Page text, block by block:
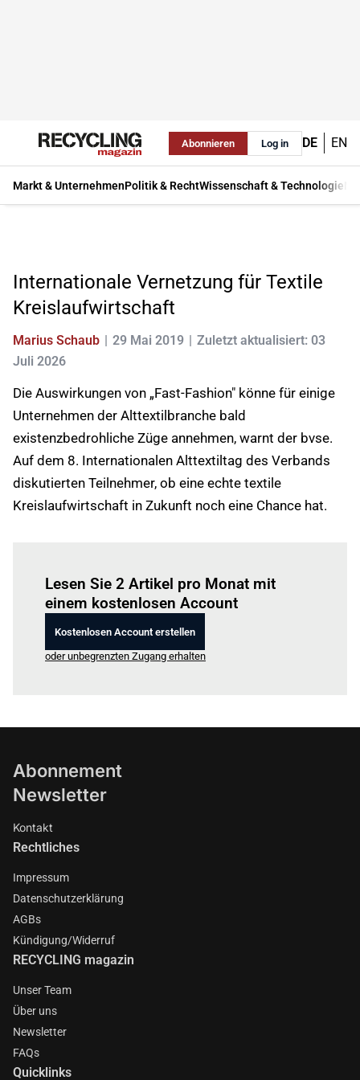
Abonnieren Log in DE EN
Markt & UnternehmenPolitik & RechtWissenschaft & Technologie
Internationale Vernetzung für Textile
Kreislaufwirtschaft
Marius Schaub 29 Mai 2019
Zuletzt aktualisiert: 03
Juli 2026
Die Auswirkungen von „Fast-Fashion" könne für einige
Unternehmen der Alttextilbranche bald
existenzbedrohliche Züge annehmen, warnt der bvse.
Auf dem 8. Internationalen Alttextiltag des Verbands
diskutierten Teilnehmer, ob eine echte textile
Kreislaufwirtschaft in Zukunft noch eine Chance hat.
Lesen Sie 2 Artikel pro Monat mit
einem kostenlosen Account
Kostenlosen Account erstellen
oder unbegrenzten Zugang erhalten
Abonnement
Newsletter
Kontakt
Rechtliches
Impressum
Datenschutzerklärung
AGBs
Kündigung/Widerruf
RECYCLING magazin
Unser Team
Über uns
Newsletter
FAQs
Quicklinks